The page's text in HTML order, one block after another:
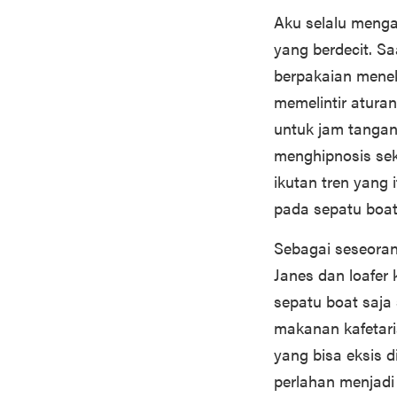
Aku selalu
yang berdecit.
berpakaian
memelintir
untuk jam
menghipnosis
ikutan tren yang
pada sepatu
Sebagai
Janes dan loafer
sepatu boat saja
makanan
yang bisa eksis
perlahan